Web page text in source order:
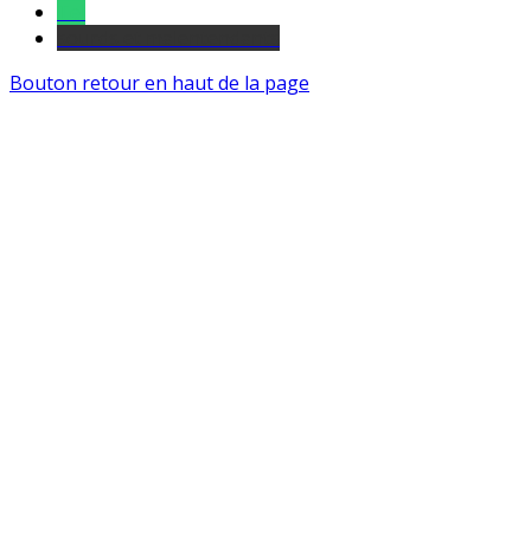
Bouton retour en haut de la page